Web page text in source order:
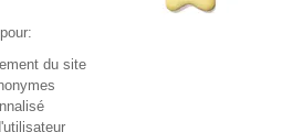
du site